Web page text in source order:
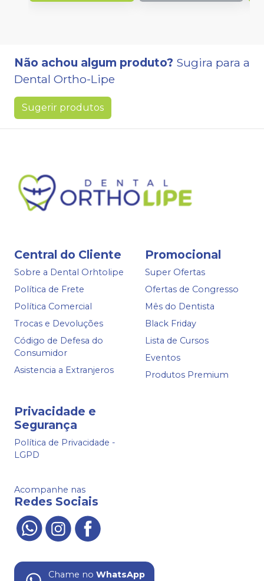
Não achou algum produto? Sugira para a
Dental Ortho-Lipe
Sugerir produtos
Central do Cliente
Sobre a Dental Orhtolipe
Política de Frete
Política Comercial
Trocas e Devoluções
Código de Defesa do
Consumidor
Asistencia a Extranjeros
Promocional
Super Ofertas
Ofertas de Congresso
Mês do Dentista
Black Friday
Lista de Cursos
Eventos
Produtos Premium
Privacidade e
Segurança
Política de Privacidade -
LGPD
Acompanhe nas
Redes Sociais
Chame no WhatsApp